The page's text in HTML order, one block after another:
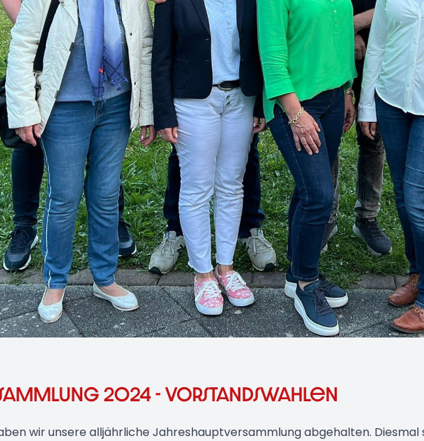
2024 - Vorstandswahlen
wir unsere alljährliche Jahreshauptversammlung abgehalten. Diesmal